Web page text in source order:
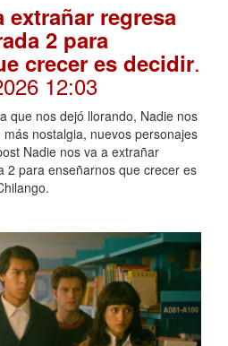
extrañar regresa
2 para
crecer es decidir.
12:03
que nos dejó llorando, Nadie nos
nostalgia, nuevos personajes
Nadie nos va a extrañar
2 para enseñarnos que crecer es